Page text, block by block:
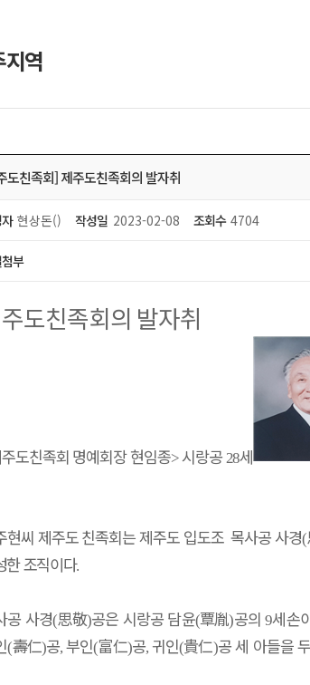
역
도친족회] 제주도친족회의 발자취
현상돈() 작성일 2023-02-08 조회수 4704
부
도친족회의 발자취
도친족회 명예회장 현임종>시랑공 28세
현씨 제주도 친족회는 제주도 입도조 목사공 사경(
한 조직이다.
공 사경(思敬)공은 시랑공 담윤(覃胤)공의9세손
(壽仁)공, 부인(富仁)공, 귀인(貴仁)공 세 아들을